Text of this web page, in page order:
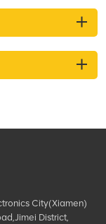
City(Xiamen)
District,